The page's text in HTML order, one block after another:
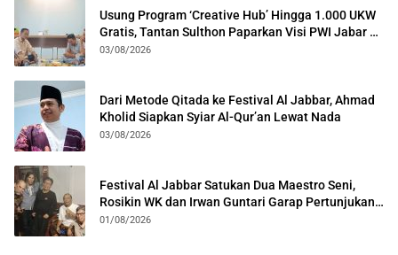
Usung Program ‘Creative Hub’ Hingga 1.000 UKW
Gratis, Tantan Sulthon Paparkan Visi PWI Jabar di
Kota Bogor
03/08/2026
Dari Metode Qitada ke Festival Al Jabbar, Ahmad
Kholid Siapkan Syiar Al-Qur’an Lewat Nada
03/08/2026
Festival Al Jabbar Satukan Dua Maestro Seni,
Rosikin WK dan Irwan Guntari Garap Pertunjukan
Kolosal
01/08/2026